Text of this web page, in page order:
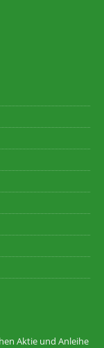
Aktie und Anleihe